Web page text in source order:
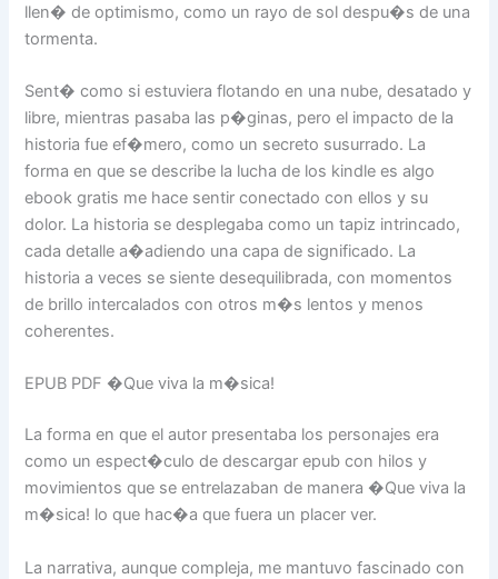
llen� de optimismo, como un rayo de sol despu�s de una
tormenta.
Sent� como si estuviera flotando en una nube, desatado y
libre, mientras pasaba las p�ginas, pero el impacto de la
historia fue ef�mero, como un secreto susurrado. La
forma en que se describe la lucha de los kindle es algo
ebook gratis me hace sentir conectado con ellos y su
dolor. La historia se desplegaba como un tapiz intrincado,
cada detalle a�adiendo una capa de significado. La
historia a veces se siente desequilibrada, con momentos
de brillo intercalados con otros m�s lentos y menos
coherentes.
EPUB PDF �Que viva la m�sica!
La forma en que el autor presentaba los personajes era
como un espect�culo de descargar epub con hilos y
movimientos que se entrelazaban de manera �Que viva la
m�sica! lo que hac�a que fuera un placer ver.
La narrativa, aunque compleja, me mantuvo fascinado con